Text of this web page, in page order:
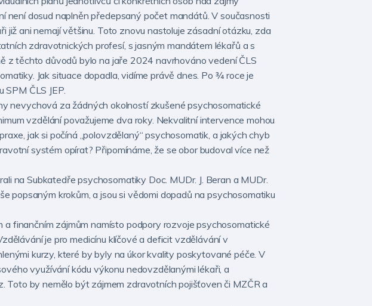
není dosud naplněn předepsaný počet mandátů. V současnosti
ani nemají většinu. Toto znovu nastoluje zásadní otázku, zda
zdravotnických profesí, s jasným mandátem lékařů a s
z těchto důvodů bylo na jaře 2024 navrhováno vedení ČLS
Jak situace dopadla, vidíme právě dnes. Po 3⁄4 roce je
ČLS JEP.
nevychová za žádných okolností zkušené psychosomatické
vzdělání považujeme dva roky. Nekvalitní intervence mohou
jak si počíná „polovzdělaný“ psychosomatik, a jakých chyb
systém opírat? Připomínáme, že se obor budoval více než
na Subkatedře psychosomatiky Doc. MUDr. J. Beran a MUDr.
popsaným krokům, a jsou si vědomi dopadů na psychosomatiku
finančním zájmům namísto podpory rozvoje psychosomatické
je pro medicínu klíčové a deficit vzdělávání v
kurzy, které by byly na úkor kvality poskytované péče. V
využívání kódu výkonu nedovzdělanými lékaři, a
by nemělo být zájmem zdravotních pojišťoven či MZČR a